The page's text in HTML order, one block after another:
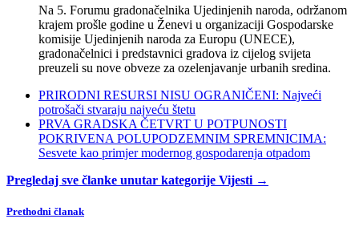
Na 5. Forumu gradonačelnika Ujedinjenih naroda, održanom
krajem prošle godine u Ženevi u organizaciji Gospodarske
komisije Ujedinjenih naroda za Europu (UNECE),
gradonačelnici i predstavnici gradova iz cijelog svijeta
preuzeli su nove obveze za ozelenjavanje urbanih sredina.
PRIRODNI RESURSI NISU OGRANIČENI: Najveći
potrošači stvaraju najveću štetu
PRVA GRADSKA ČETVRT U POTPUNOSTI
POKRIVENA POLUPODZEMNIM SPREMNICIMA:
Sesvete kao primjer modernog gospodarenja otpadom
Pregledaj sve članke unutar kategorije Vijesti →
Prethodni članak